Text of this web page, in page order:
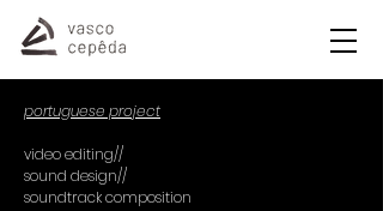
portuguese project
video editing//
sound design//
soundtrack composition